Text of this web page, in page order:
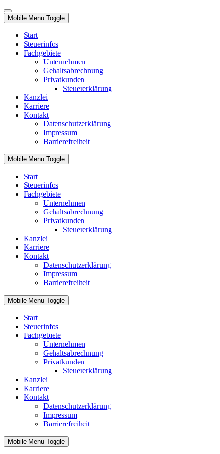
Mobile Menu Toggle
Start
Steuerinfos
Fachgebiete
Unternehmen
Gehaltsabrechnung
Privatkunden
Steuererklärung
Kanzlei
Karriere
Kontakt
Datenschutzerklärung
Impressum
Barrierefreiheit
Mobile Menu Toggle
Start
Steuerinfos
Fachgebiete
Unternehmen
Gehaltsabrechnung
Privatkunden
Steuererklärung
Kanzlei
Karriere
Kontakt
Datenschutzerklärung
Impressum
Barrierefreiheit
Mobile Menu Toggle
Start
Steuerinfos
Fachgebiete
Unternehmen
Gehaltsabrechnung
Privatkunden
Steuererklärung
Kanzlei
Karriere
Kontakt
Datenschutzerklärung
Impressum
Barrierefreiheit
Mobile Menu Toggle